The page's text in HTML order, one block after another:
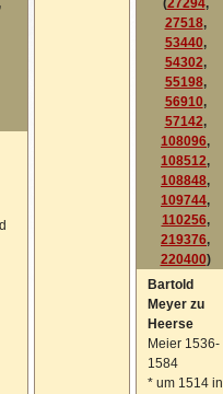
(27294,
27518,
53440,
54302,
55198,
56910,
57142,
108096,
108512,
108848,
109744,
110256,
219376,
220400)
Bartold
Meyer zu
Heerse
Meier 1536-
1584
* um 1514 in